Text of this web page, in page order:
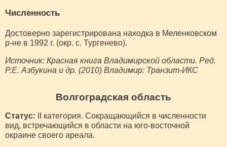
Численность
Достоверно зарегистрирована находка в Меленковском
р-не в 1992 г. (окр. с. Тургенево).
Источник: Красная книга Владимирской области. Ред.
Р.Е. Азбукина и др. (2010) Владимир: Транзит-ИКС
Волгоградская область
Статус: II категория. Сокращающийся в численности
вид, встречающийся в области на юго-восточной
окраине своего ареала.